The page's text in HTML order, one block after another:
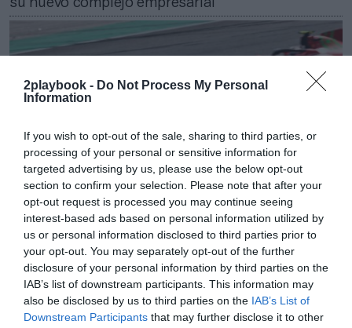
2playbook - Do Not Process My Personal
Information
If you wish to opt-out of the sale, sharing to third parties, or
processing of your personal or sensitive information for
targeted advertising by us, please use the below opt-out
section to confirm your selection. Please note that after your
opt-out request is processed you may continue seeing
interest-based ads based on personal information utilized by
us or personal information disclosed to third parties prior to
your opt-out. You may separately opt-out of the further
disclosure of your personal information by third parties on the
IAB’s list of downstream participants. This information may
also be disclosed by us to third parties on the IAB’s List of
Downstream Participants that may further disclose it to other
su nuevo complejo empresarial
La F1 y MotoGP renuevan a Canal+ como socio
audiovisual en Francia hasta 2024 y 2029